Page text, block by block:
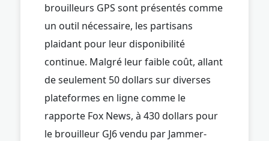
brouilleurs GPS sont présentés comme
un outil nécessaire, les partisans
plaidant pour leur disponibilité
continue. Malgré leur faible coût, allant
de seulement 50 dollars sur diverses
plateformes en ligne comme le
rapporte Fox News, à 430 dollars pour
le brouilleur GJ6 vendu par Jammer-